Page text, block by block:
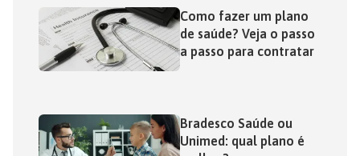
Como fazer um plano
de saúde? Veja o passo
a passo para contratar
Bradesco Saúde ou
Unimed: qual plano é